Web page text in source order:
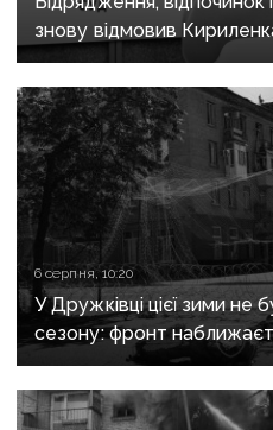
знову відмовив
6 серпня, 10:20
У Дружківці цієї зими не
сезону: фронт
критично зруйнована